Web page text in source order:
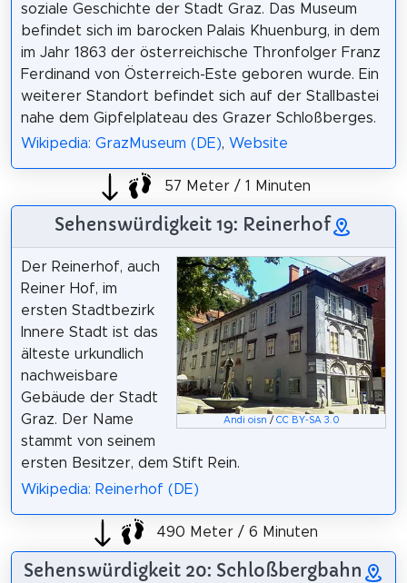
soziale Geschichte der Stadt Graz. Das Museum
befindet sich im barocken Palais Khuenburg, in dem
im Jahr 1863 der österreichische Thronfolger Franz
Ferdinand von Österreich-Este geboren wurde. Ein
weiterer Standort befindet sich auf der Stallbastei
nahe dem Gipfelplateau des Grazer Schloßberges.
Wikipedia: GrazMuseum (DE), Website
57 Meter / 1 Minuten
Sehenswürdigkeit 19: Reinerhof
Andi oisn / CC BY-SA 3.0
Der Reinerhof, auch
Reiner Hof, im
ersten Stadtbezirk
Innere Stadt ist das
älteste urkundlich
nachweisbare
Gebäude der Stadt
Graz. Der Name
stammt von seinem
ersten Besitzer, dem Stift Rein.
Wikipedia: Reinerhof (DE)
490 Meter / 6 Minuten
Sehenswürdigkeit 20: Schloßbergbahn